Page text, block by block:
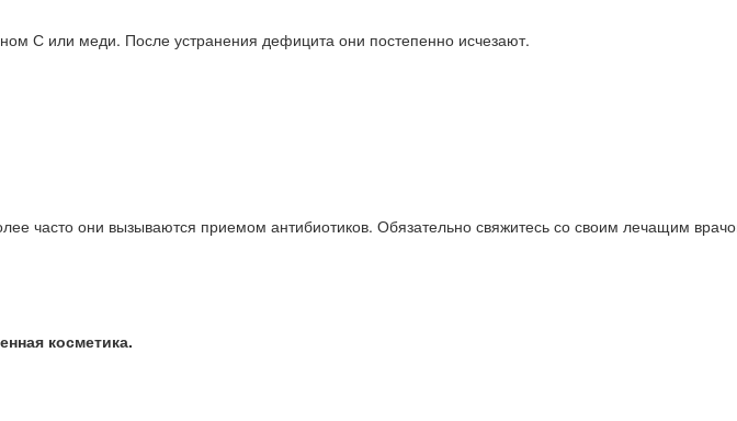
С или меди. После устранения дефицита они постепенно исчезают.
часто они вызываются приемом антибиотиков. Обязательно свяжитесь со своим лечащим
косметика.